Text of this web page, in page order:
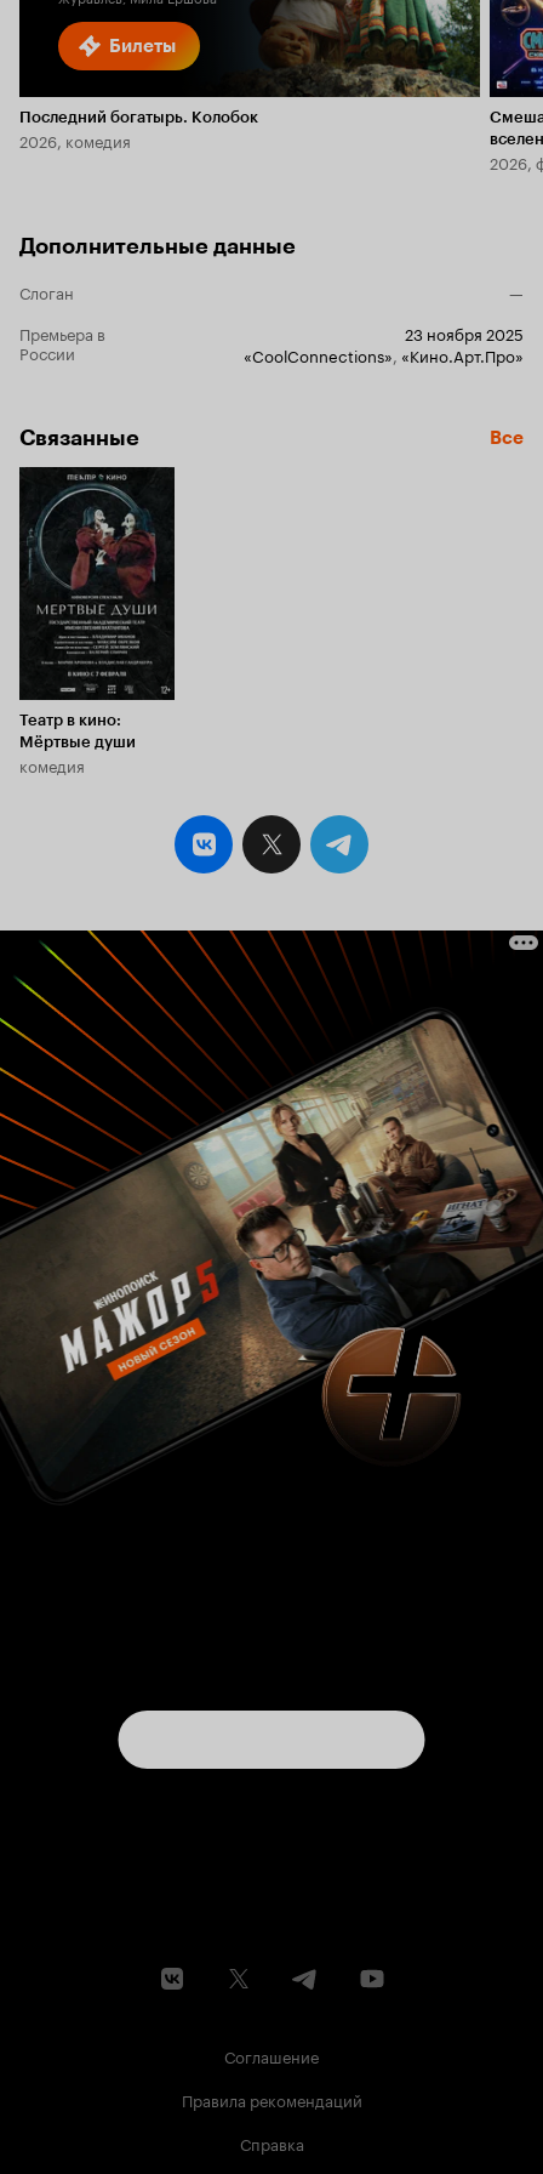
Билеты
Последний богатырь. Колобок
2026, комедия
2026,
Дополнительные данные
Слоган
—
Премьера в
России
23 ноября 2025
«CoolConnections» «Кино.Арт.Про»
Связанные Все
Театр в кино:
Мёртвые души
комедия
Соглашение
Правила рекомендаций
Справка